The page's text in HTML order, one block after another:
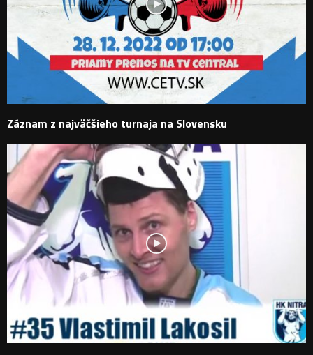
Záznam z najväčšieho turnaja na Slovensku